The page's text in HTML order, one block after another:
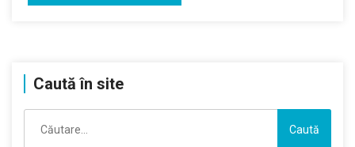
Caută în site
după: